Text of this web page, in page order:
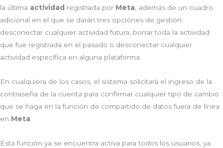
la última actividad registrada por Meta , además de un cuadro
adicional en el que se darán tres opciónes de gestión:
desconectar cualquier actividad futura, borrar toda la actividad
que fue registrada en el pasado o desconectar cualquier
actividad específica en alguna plataforma.
En cualquiera de los casos, el sistema solicitará el ingreso de la
contraseña de la cuenta para confirmar cualquier tipo de cambio
que se haga en la función de compartido de datos fuera de línea
en Meta
Esta función ya se encuentra activa para todos los usuarios, ya